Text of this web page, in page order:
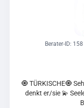
🧿 TÜRKISCHE🧿
denkt er/sie 💫
Berater-ID: 158